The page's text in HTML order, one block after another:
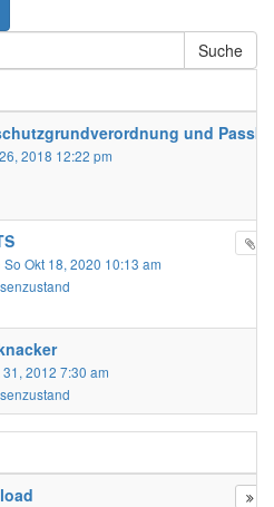
Suche
und
2018 12:22 pm
So Okt 18, 2020 10:13 am
31, 2012 7:30 am